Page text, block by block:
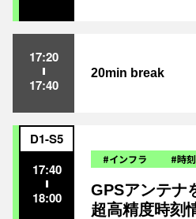
17:20
17:40
20min break
D1-S5
17:40
18:00
#インフラ #時
GPSアンテナ
超高精度時刻